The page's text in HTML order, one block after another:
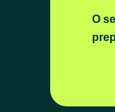
O